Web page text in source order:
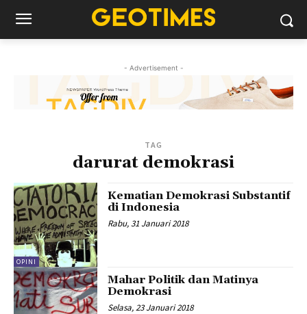
- Advertisement -
TAG
darurat demokrasi
OPINI
Kematian Demokrasi Substantif
di Indonesia
Rabu, 31 Januari 2018
Mahar Politik dan Matinya
Demokrasi
Selasa, 23 Januari 2018